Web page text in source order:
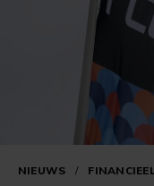
NIEUWS /